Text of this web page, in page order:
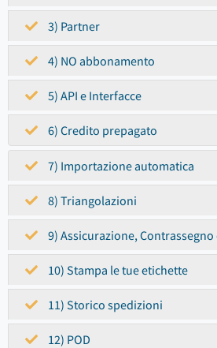
3) Partner
4) NO abbonamento
5) API e Interfacce
6) Credito prepagato
7) Importazione automatica
8) Triangolazioni
9) Assicurazione, Contrassegno
10) Stampa le tue etichette
11) Storico spedizioni
12) POD